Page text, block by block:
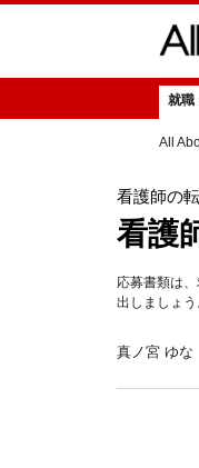
就職
All
看護師の
看護
応募書類は
出しましょう
真ノ宮 ゆな